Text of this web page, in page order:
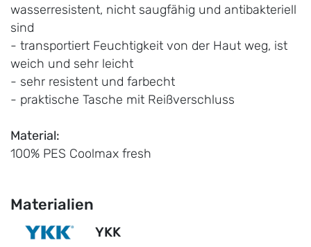
wasserresistent, nicht saugfähig und antibakteriell
sind
- transportiert Feuchtigkeit von der Haut weg, ist
weich und sehr leicht
- sehr resistent und farbecht
- praktische Tasche mit Reißverschluss
Material:
100% PES Coolmax fresh
Materialien
YKK